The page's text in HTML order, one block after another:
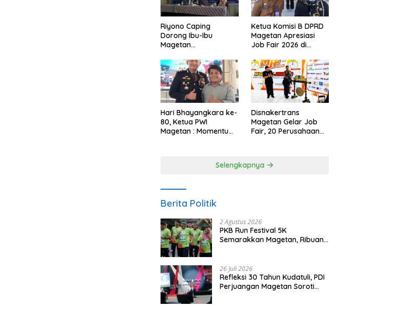
Riyono Caping
Dorong Ibu-Ibu
Magetan
Ikan, Perkuat Budaya
Gemar Makan Ikan
Ketua Komisi B DPRD
Magetan Apresiasi
Job Fair 2026 di
Anggaran
Hari Bhayangkara ke-
80, Ketua PWI
Magetan : Momentum
Disnakertrans
Magetan Gelar Job
Fair, 20 Perusahaan
Selengkapnya
Berita Politik
2 Agustus 2026
PKB Run Festival 5K
Semarakkan Magetan, Ribuan
26 Juli 2026
Refleksi 30 Tahun Kudatuli, PDI
Perjuangan Magetan Soroti